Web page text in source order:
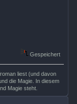
Gespeichert
liest (und davon
die Magie. In diesem
Magie steht.